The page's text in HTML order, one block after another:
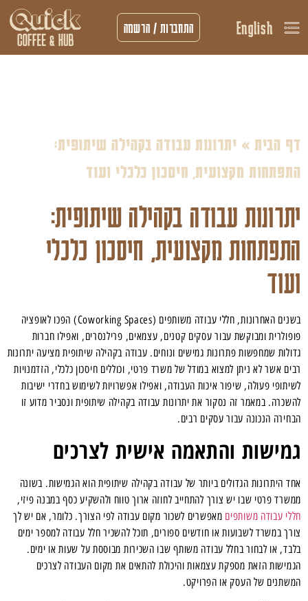
English התחברות / הרשמה
דף הבית » יתרונות עבודה בקהילה שיתופית:
התפתחות מקצועית, חיסכון כלכלי ועוד
יתרונות עבודה בקהילה שיתופית:
התפתחות מקצועית, חיסכון כלכלי
ועוד
בשנים האחרונות, חללי עבודה משותפים (Coworking Spaces) הפכו לאופציה
פופולרית ומבוקשת עבור עסקים קטנים, עצמאים, פרילנסרים, ואפילו חברות
גדולות שמחפשות פתרונות גמישים ונוחים. עבודה בקהילה שיתופית מציעה יתרונות
רבים אשר לא ניתן למצוא במודל של משרד פרטי, וכוללים חיסכון כלכלי, הזדמנויות
לשיתופי פעולה, שיפור איכות העבודה, ואפילו אפשרויות לשימוש בחדרי ישיבות
להשכרה. במאמר זה נסקור את יתרונות עבודה בקהילה שיתופית ונסביר מדוע זו
הבחירה הנכונה עבור עסקים רבים.
גמישות והתאמה אישית לצרכים
אחד היתרונות הגדולים ביותר של עבודה בקהילה שיתופית הוא הגמישות. בשונה
ממשרד פרטי שבו יש צורך להתחייב לחוזה ארוך טווח ולהשקיע כסף במבנה פיזי,
חללי עבודה משותפים מאפשרים לשכור מקום עבודה לפי הצורך. כלומר, אם יש לך
צורך במשרד לשבועות או חודשים ספורים, תוכל להשכיר חלל עבודה למספר ימים
בלבד, או לבחור בחלל עבודה משותף שבו השכירות מבוססת על שעות או ימים.
הגמישות הזאת מספקת עצמאות והיכולת להתאים את מקום העבודה לצרכים
המשתנים של העסק או הפרויקט.